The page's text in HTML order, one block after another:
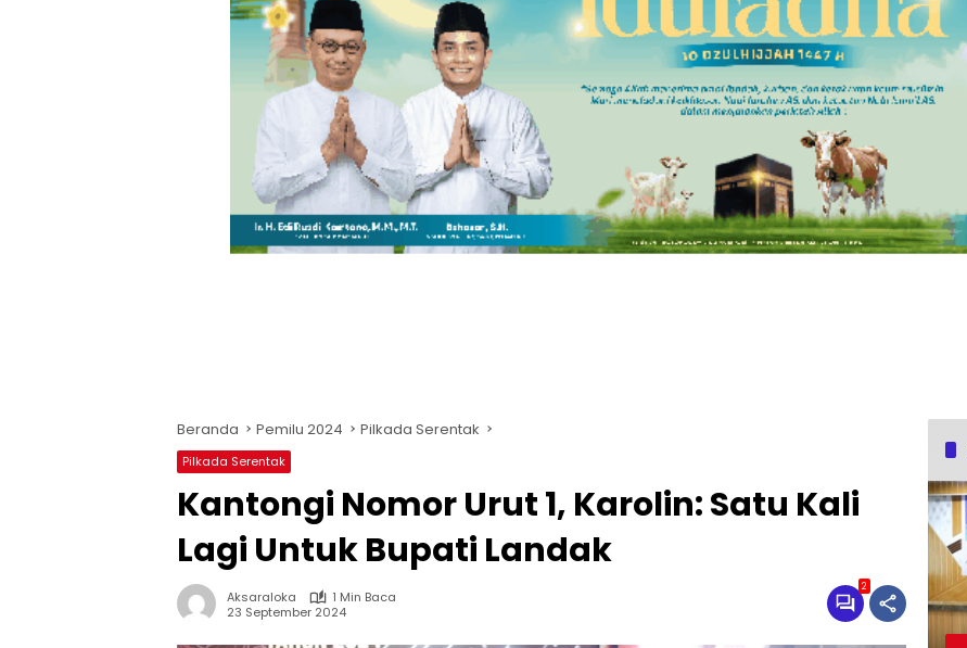
Beranda Pemilu 2024 Pilkada Serentak
Pilkada Serentak
Kantongi Nomor Urut 1, Karolin: Satu Kali
Lagi Untuk Bupati Landak
Aksaraloka
1 Min Baca
23 September 2024
2